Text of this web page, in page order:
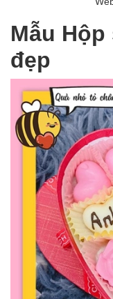
Mẫu
đẹp